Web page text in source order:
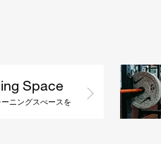
Space
ニングスぺースを